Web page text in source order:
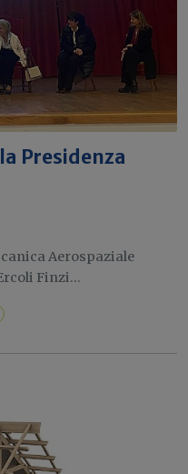
Presidenza
Aerospaziale
Finzi...